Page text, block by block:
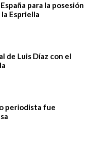
para la posesión
Espriella
de Luis Díaz con el
periodista fue